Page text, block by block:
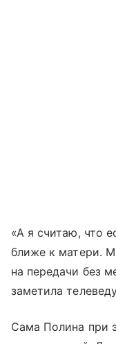
«А я считаю, что
ближе к матери.
на передачи без
заметила
Сама Полина при